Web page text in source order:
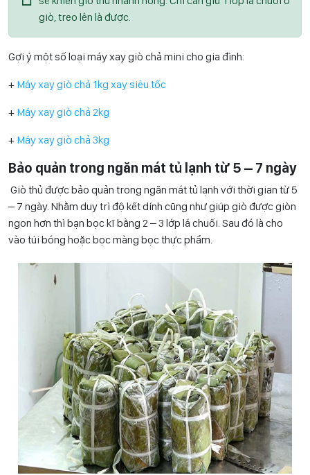
giò, treo lên là được.
Gợi ý một số loại máy xay giò chả mini cho gia đình:
+ Máy xay giò chả 1kg xay siêu tốc
+ Máy xay giò chả 2kg
+ Máy xay giò chả 3kg
Bảo quản trong ngăn mát tủ lạnh từ 5 – 7 ngày
Giò thủ được bảo quản trong ngăn mát tủ lạnh với thời gian từ 5
– 7 ngày. Nhằm duy trì độ kết dính cũng như giúp giò được giòn
ngon hơn thì bạn bọc kĩ bằng 2 – 3 lớp lá chuối. Sau đó là cho
vào túi bóng hoặc bọc màng bọc thực phẩm.